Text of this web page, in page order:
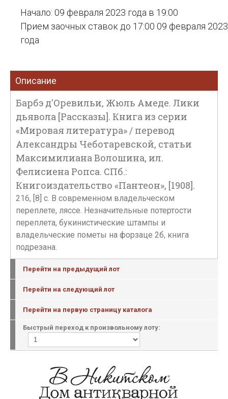
Начало: 09 февраля 2023 года в 19:00
Прием заочных ставок до 17:00 09 февраля 2023
года
Описание
Барбэ д'Оревильи, Жюль Амеде. Лики
дьявола [Рассказы]. Книга из серии
«Мировая литература» / перевод
Александры Чеботаревской, статьи
Максимилиана Волошина, ил.
Фелисиена Ропса. СПб.:
Книгоиздательство «Пантеон», [1908].
216, [8] с. В современном владельческом
переплете, ляссе. Незначительные потертости
переплета, букинистические штампы и
владельческие пометы на форзаце 2б, книга
подрезана.
Перейти на предыдущий лот
Перейти на следующий лот
Перейти на первую страницу каталога
Быстрый переход к произвольному лоту: